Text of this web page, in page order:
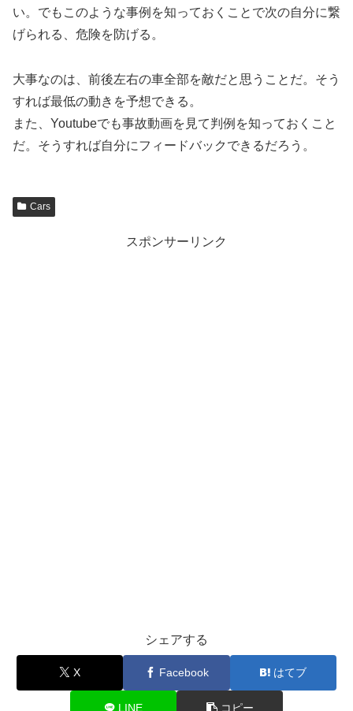
い。でもこのような事例を知っておくことで次の自分に繋
げられる、危険を防げる。
大事なのは、前後左右の車全部を敵だと思うことだ。そう
すれば最低の動きを予想できる。
また、Youtubeでも事故動画を見て判例を知っておくこと
だ。そうすれば自分にフィードバックできるだろう。
Cars
スポンサーリンク
シェアする
X Facebook はてブ
LINE コピー